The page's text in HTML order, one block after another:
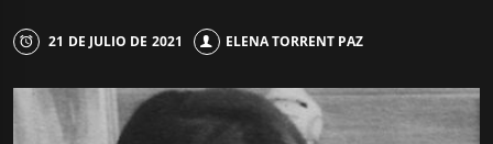
21 DE JULIO DE 2021 ELENA TORRENT PAZ